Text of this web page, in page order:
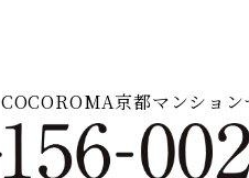
COCOROMA京都マンショ